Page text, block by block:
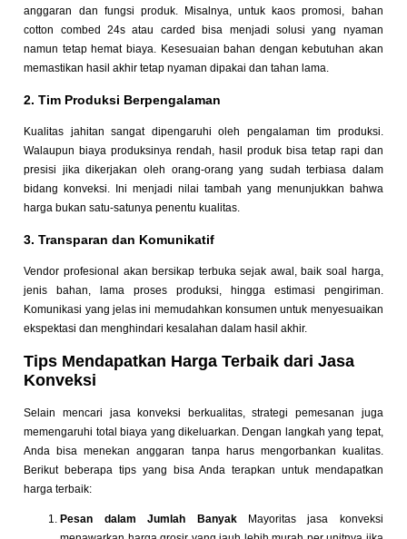
anggaran dan fungsi produk. Misalnya, untuk kaos promosi, bahan
cotton combed 24s atau carded bisa menjadi solusi yang nyaman
namun tetap hemat biaya. Kesesuaian bahan dengan kebutuhan akan
memastikan hasil akhir tetap nyaman dipakai dan tahan lama.
2. Tim Produksi Berpengalaman
Kualitas jahitan sangat dipengaruhi oleh pengalaman tim produksi.
Walaupun biaya produksinya rendah, hasil produk bisa tetap rapi dan
presisi jika dikerjakan oleh orang-orang yang sudah terbiasa dalam
bidang konveksi. Ini menjadi nilai tambah yang menunjukkan bahwa
harga bukan satu-satunya penentu kualitas.
3. Transparan dan Komunikatif
Vendor profesional akan bersikap terbuka sejak awal, baik soal harga,
jenis bahan, lama proses produksi, hingga estimasi pengiriman.
Komunikasi yang jelas ini memudahkan konsumen untuk menyesuaikan
ekspektasi dan menghindari kesalahan dalam hasil akhir.
Tips Mendapatkan Harga Terbaik dari Jasa
Konveksi
Selain mencari jasa konveksi berkualitas, strategi pemesanan juga
memengaruhi total biaya yang dikeluarkan. Dengan langkah yang tepat,
Anda bisa menekan anggaran tanpa harus mengorbankan kualitas.
Berikut beberapa tips yang bisa Anda terapkan untuk mendapatkan
harga terbaik:
Pesan dalam Jumlah Banyak
Mayoritas jasa konveksi